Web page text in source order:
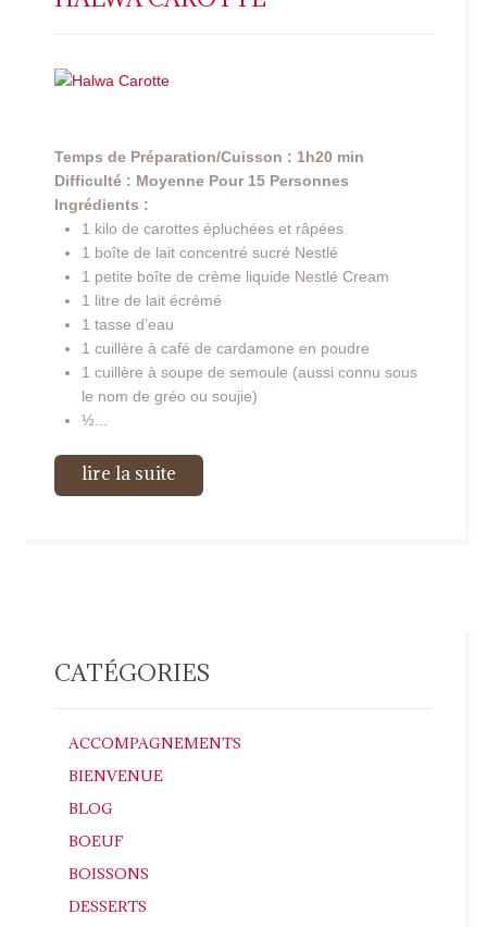
Temps de Préparation/Cuisson : 1h20 min
Difficulté : Moyenne Pour 15 Personnes
Ingrédients :
1 kilo de carottes épluchées et râpées
1 boîte de lait concentré sucré Nestlé
1 petite boîte de crème liquide Nestlé Cream
1 litre de lait écrémé
1 tasse d’eau
1 cuillère à café de cardamone en poudre
1 cuillère à soupe de semoule (aussi connu sous
le nom de gréo ou soujie)
½...
lire la suite
CATÉGORIES
ACCOMPAGNEMENTS
BIENVENUE
BLOG
BOEUF
BOISSONS
DESSERTS